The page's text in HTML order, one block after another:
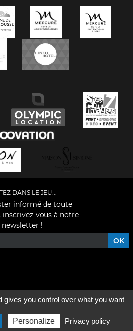
DANS LE JEU...
informé de toute
inscrivez-vous à notre
newsletter !
- Conception :epartenaire
gives you control over what you want
Personalize Privacy policy